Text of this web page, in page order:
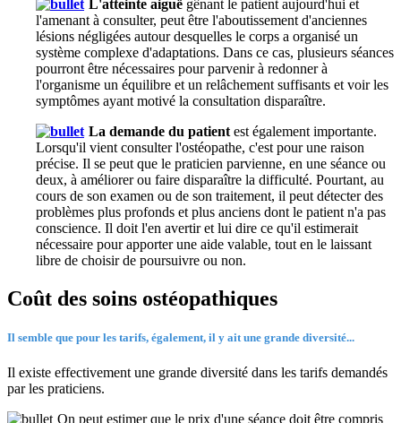
L'atteinte aiguë gênant le patient aujourd'hui et
l'amenant à consulter, peut être l'aboutissement d'anciennes
lésions négligées autour desquelles le corps a organisé un
système complexe d'adaptations. Dans ce cas, plusieurs séances
pourront être nécessaires pour parvenir à redonner à
l'organisme un équilibre et un relâchement suffisants et voir les
symptômes ayant motivé la consultation disparaître.
La demande du patient est également importante.
Lorsqu'il vient consulter l'ostéopathe, c'est pour une raison
précise. Il se peut que le praticien parvienne, en une séance ou
deux, à améliorer ou faire disparaître la difficulté. Pourtant, au
cours de son examen ou de son traitement, il peut détecter des
problèmes plus profonds et plus anciens dont le patient n'a pas
conscience. Il doit l'en avertir et lui dire ce qu'il estimerait
nécessaire pour apporter une aide valable, tout en le laissant
libre de choisir de poursuivre ou non.
Coût des soins ostéopathiques
Il semble que pour les tarifs, également, il y ait une grande diversité...
Il existe effectivement une grande diversité dans les tarifs demandés
par les praticiens.
On peut estimer que le prix d'une séance doit être compris